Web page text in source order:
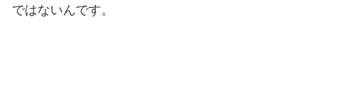
ではないんです。